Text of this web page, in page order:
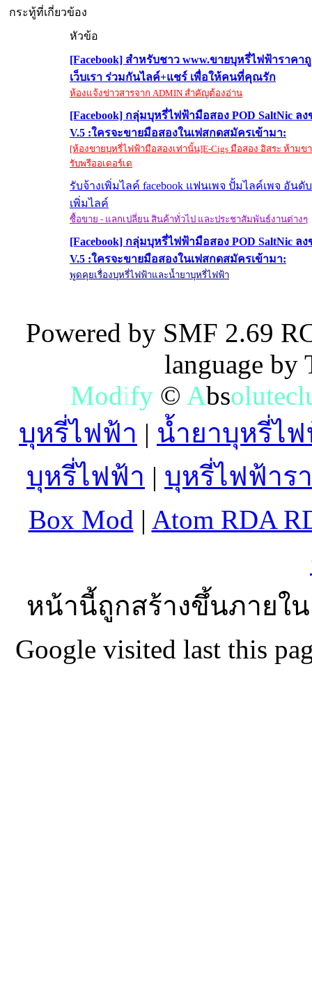
กระทู้ที่เกี่ยวข้อง
หัวข้อ
[Facebook] สำหรับชาว www.ขายบุหรี่ไฟฟ้าราคา
เว็บเรา ร่วมกันไลค์+แชร์ เพื่อให้คนที่คุณรัก
ห้องแจ้งข่าวสารจาก ADMIN สำคัญต้องอ่าน
[Facebook] กลุ่มบุหรี่ไฟฟ้ามือสอง POD SaltNic ล
V.5 :ใครจะขายมือสองในเฟสกดสมัครเข้ามา:
[ห้องขายบุหรี่ไฟฟ้ามือสองเท่านั้น]E-Cigs มือสอง อิสระ ห้ามข
รับพรีออเดอร์เด
รับจ้างเพิ่มไลค์ facebook แฟนเพจ ปั้มไลค์เพจ อันดับ
เพิ่มไลค์
ซื้อขาย - แลกเปลี่ยน สินค้าทั่วไป และประชาสัมพันธ์งานต่างๆ
[Facebook] กลุ่มบุหรี่ไฟฟ้ามือสอง POD SaltNic ล
V.5 :ใครจะขายมือสองในเฟสกดสมัครเข้ามา:
พูดคุยเรื่องบุหรี่ไฟฟ้าและน้ำยาบุหรี่ไฟฟ้า
Powered by SMF 2.69
language
Modify © Absolutecl
บุหรี่ไฟฟ้า | น้ำยาบุหรี่ไ
บุหรี่ไฟฟ้า | บุหรี่ไฟฟ้าร
Box Mod | Atom RDA
หน้านี้ถูกสร้างขึ้นภายใน
Google visited last this